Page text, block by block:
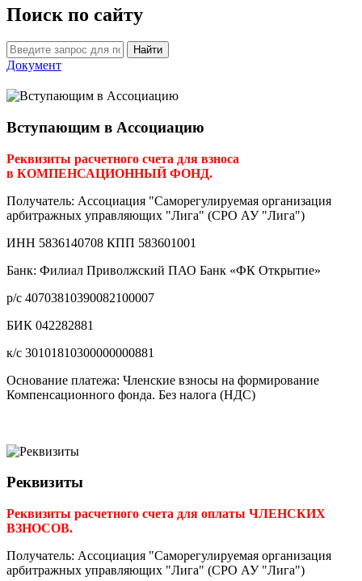
Поиск по сайту
Найти
Документ
Вступающим в Ассоциацию
Реквизиты расчетного счета для взноса
в КОМПЕНСАЦИОННЫЙ ФОНД.
Получатель: Ассоциация "Саморегулируемая организация
арбитражных управляющих "Лига" (СРО АУ "Лига")
ИНН 5836140708 КПП 583601001
Банк: Филиал Приволжский ПАО Банк «ФК Открытие»
р/с 40703810390082100007
БИК 042282881
к/с 30101810300000000881
Основание платежа: Членские взносы на формирование
Компенсационного фонда. Без налога (НДС)
Реквизиты
Реквизиты расчетного счета для оплаты ЧЛЕНСКИХ
ВЗНОСОВ.
Получатель: Ассоциация "Саморегулируемая организация
арбитражных управляющих "Лига" (СРО АУ "Лига")